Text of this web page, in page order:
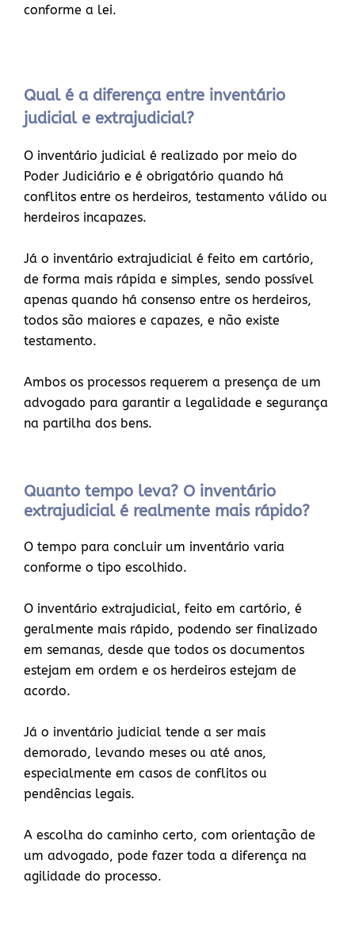
conforme a lei.
Qual é a diferença entre inventário
judicial e extrajudicial?
O inventário judicial é realizado por meio do
Poder Judiciário e é obrigatório quando há
conflitos entre os herdeiros, testamento válido ou
herdeiros incapazes.
Já o inventário extrajudicial é feito em cartório,
de forma mais rápida e simples, sendo possível
apenas quando há consenso entre os herdeiros,
todos são maiores e capazes, e não existe
testamento.
Ambos os processos requerem a presença de um
advogado para garantir a legalidade e segurança
na partilha dos bens.
Quanto tempo leva? O inventário
extrajudicial é realmente mais rápido?
O tempo para concluir um inventário varia
conforme o tipo escolhido.
O inventário extrajudicial, feito em cartório, é
geralmente mais rápido, podendo ser finalizado
em semanas, desde que todos os documentos
estejam em ordem e os herdeiros estejam de
acordo.
Já o inventário judicial tende a ser mais
demorado, levando meses ou até anos,
especialmente em casos de conflitos ou
pendências legais.
A escolha do caminho certo, com orientação de
um advogado, pode fazer toda a diferença na
agilidade do processo.